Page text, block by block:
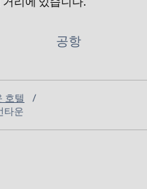
공항
호텔
/
타운